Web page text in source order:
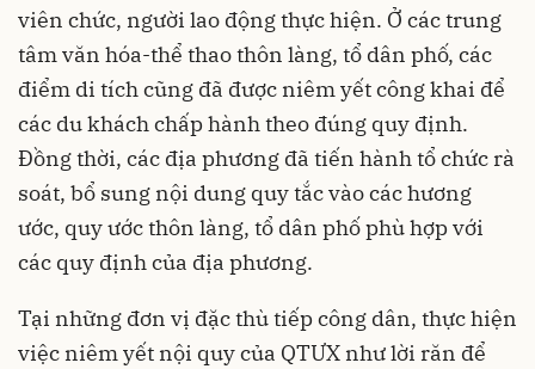
viên chức, người lao động thực hiện. Ở các trung
tâm văn hóa-thể thao thôn làng, tổ dân phố, các
điểm di tích cũng đã được niêm yết công khai để
các du khách chấp hành theo đúng quy định.
Đồng thời, các địa phương đã tiến hành tổ chức rà
soát, bổ sung nội dung quy tắc vào các hương
ước, quy ước thôn làng, tổ dân phố phù hợp với
các quy định của địa phương.
Tại những đơn vị đặc thù tiếp công dân, thực hiện
việc niêm yết nội quy của QTƯX như lời răn để